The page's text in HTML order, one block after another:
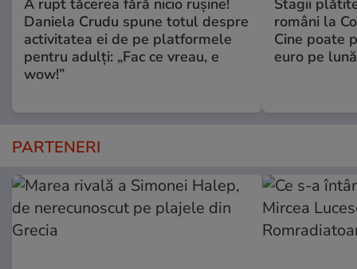
A rupt tăcerea fără nicio rușine!
Daniela Crudu spune totul despre
activitatea ei de pe platformele
pentru adulți: „Fac ce vreau, e
wow!”
Stagii
români la
Cine poate
euro pe lună
PARTENERI